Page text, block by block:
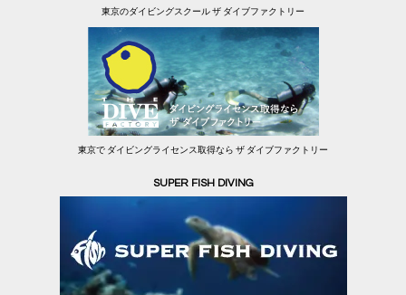
東京のダイビングスクール ザ ダイブファクトリー
東京で ダイビングライセンス取得なら ザ ダイブファクトリー
SUPER FISH DIVING